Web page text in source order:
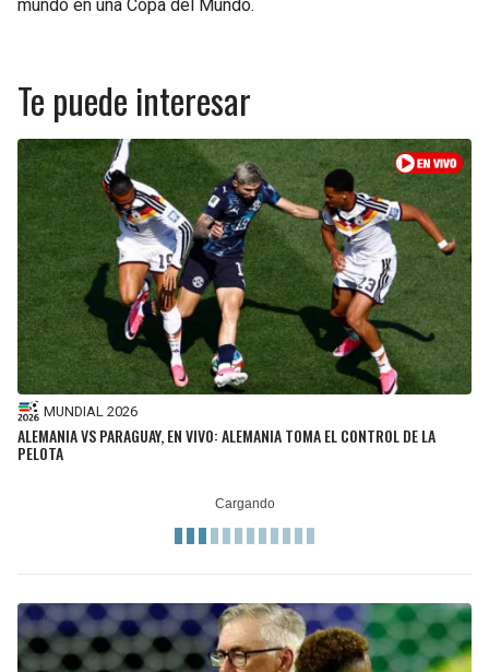
mundo en una Copa del Mundo.
Te puede interesar
MUNDIAL 2026
ALEMANIA VS PARAGUAY, EN VIVO: ALEMANIA TOMA EL CONTROL DE LA
PELOTA